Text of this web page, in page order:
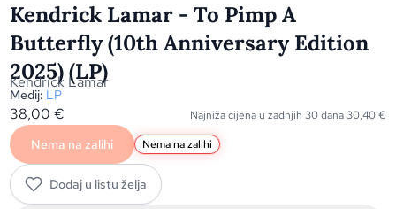
Kendrick Lamar - To Pimp A
Butterfly (10th Anniversary Edition
2025) (LP)
Kendrick Lamar
Medij: LP
38,00€ Najniža cijena u zadnjih 30 dana30,40€
Nema na zalihi Nema na zalihi
Dodaj u listu želja